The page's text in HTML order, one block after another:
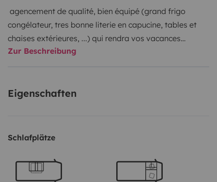
agencement de qualité, bien équipé (grand frigo
congélateur, tres bonne literie en capucine, tables et
chaises extérieures, ...) qui rendra vos vacances
agréables en couple. Idéal pour 2, et 1 ou 2 petits
manœuvres
frais de gaz à rajouter sur saison froide 5€ par jour
Les kms hors forfait sont facturés 0,30€ du km ( non
indiqués sur l’annonce car je n’arrive pas à le modifier
Zur Beschreibung
Eigenschaften
Schlafplätze